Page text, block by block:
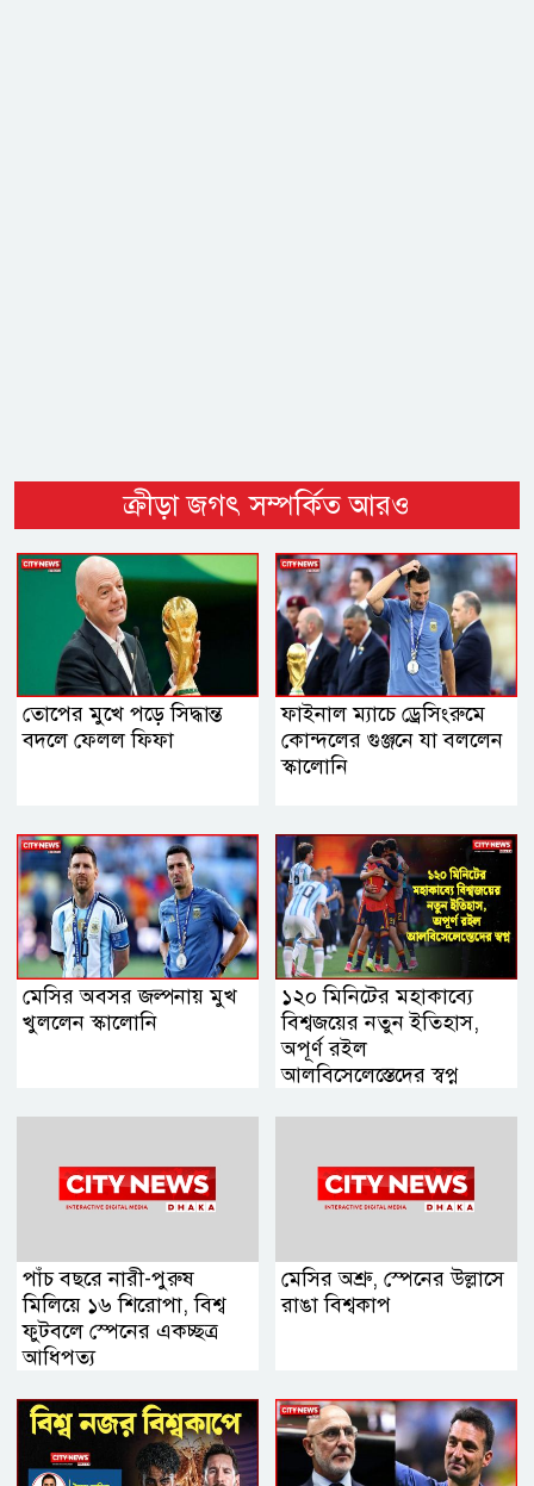
ক্রীড়া জগৎ সম্পর্কিত আরও
তোপের মুখে পড়ে সিদ্ধান্ত
বদলে ফেলল ফিফা
ফাইনাল ম্যাচে ড্রেসিংরুমে
কোন্দলের গুঞ্জনে যা বললেন
স্কালোনি
মেসির অবসর জল্পনায় মুখ
খুললেন স্কালোনি
১২০ মিনিটের মহাকাব্যে
বিশ্বজয়ের নতুন ইতিহাস,
অপূর্ণ রইল
আলবিসেলেস্তেদের স্বপ্ন
পাঁচ বছরে নারী-পুরুষ
মিলিয়ে ১৬ শিরোপা, বিশ্ব
ফুটবলে স্পেনের একচ্ছত্র
আধিপত্য
মেসির অশ্রু, স্পেনের উল্লাসে
রাঙা বিশ্বকাপ